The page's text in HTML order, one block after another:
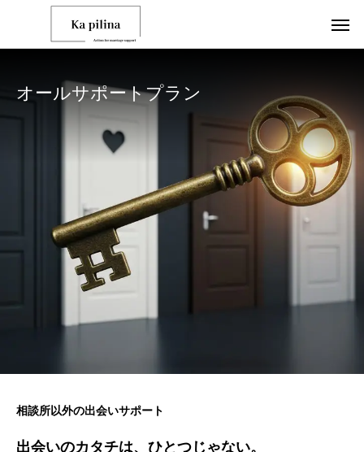
オールサポートプラン
相談所以外の出会いサポート
出会いのカタチは、ひとつじゃない。